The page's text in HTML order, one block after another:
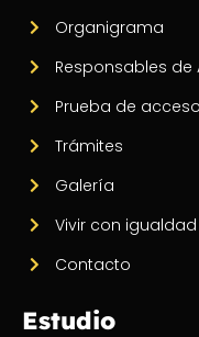
Organigrama
Responsables de
Prueba de acceso
Trámites
Galería
Vivir con igualdad
Contacto
Estudio